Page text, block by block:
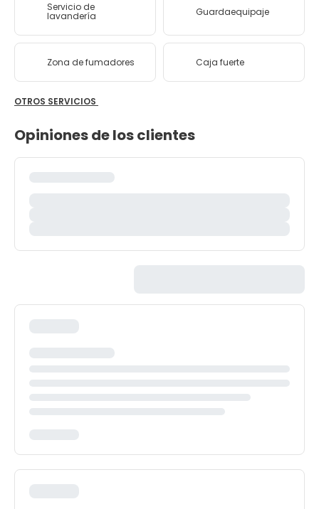
Servicio de
lavandería Guardaequipaje
Zona de fumadores Caja fuerte
OTROS SERVICIOS
Opiniones de los clientes